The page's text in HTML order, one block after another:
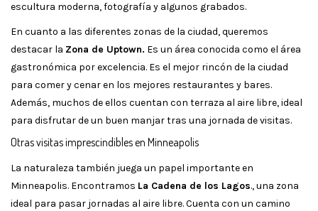
escultura moderna, fotografía y algunos grabados.
En cuanto a las diferentes zonas de la ciudad, queremos
destacar la Zona de Uptown. Es un área conocida como el área
gastronómica por excelencia. Es el mejor rincón de la ciudad
para comer y cenar en los mejores restaurantes y bares.
Además, muchos de ellos cuentan con terraza al aire libre, ideal
para disfrutar de un buen manjar tras una jornada de visitas.
Otras visitas imprescindibles en Minneapolis
La naturaleza también juega un papel importante en
Minneapolis. Encontramos La Cadena de los Lagos., una zona
ideal para pasar jornadas al aire libre. Cuenta con un camino